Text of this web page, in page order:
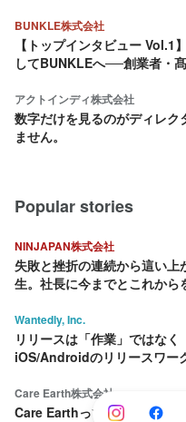
BUNKLE株式会社
【トップインタビュー Vol.1
してBUNKLEへ──創業者・
アクトインディ株式会社
数字だけを見るのがディレク
ません。
Popular stories
NINJAPAN株式会社
失敗と挫折の連続から這い上
生。社長に今までとこれから
Wantedly, Inc.
リリースは「作業」ではな
iOS/Androidのリリースワー
Care Earth株式会社
Care Earthって何をしている